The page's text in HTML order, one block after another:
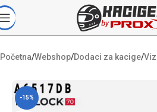
Početna/Webshop/Dodaci za kacige/
-15%